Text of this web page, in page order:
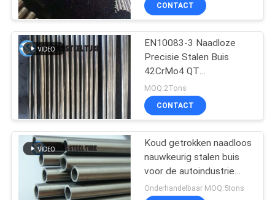
CONTACT
EN10083-3 Naadloze
Precisie Stalen Buis
42CrMo4 QT
Koudgetrokken
Geëxtrudeerd
MOQ:2Tons
CONTACT
Koud getrokken naadloos
nauwkeurig stalen buis
voor de autoindustrie
E235 NBK EN10305-1
Onderhandelbaar MOQ:5tons